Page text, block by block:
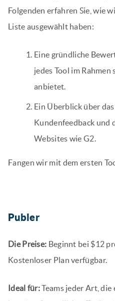
Folgenden erfahren Sie, wie
Liste ausgewählt haben:
Eine gründliche
jedes Tool im
anbietet.
Ein Überblick über
Kundenfeedback und
Websites wie G2.
Fangen wir mit dem ersten
Publer
Die Preise: Beginnt bei $12
Kostenloser Plan verfügbar.
Ideal für:Teams jeder Art, die